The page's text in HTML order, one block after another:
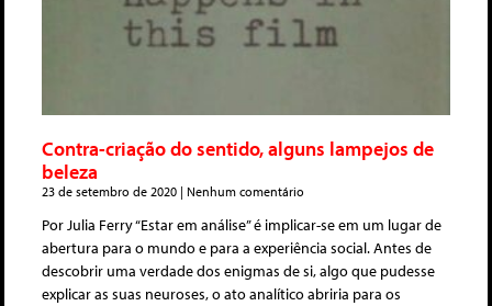
Contra-criação do sentido, alguns lampejos de
beleza
23 de setembro de 2020 Nenhum comentário
Por Julia Ferry “Estar em análise” é implicar-se em um lugar de
abertura para o mundo e para a experiência social. Antes de
descobrir uma verdade dos enigmas de si, algo que pudesse
explicar as suas neuroses, o ato analítico abriria para os